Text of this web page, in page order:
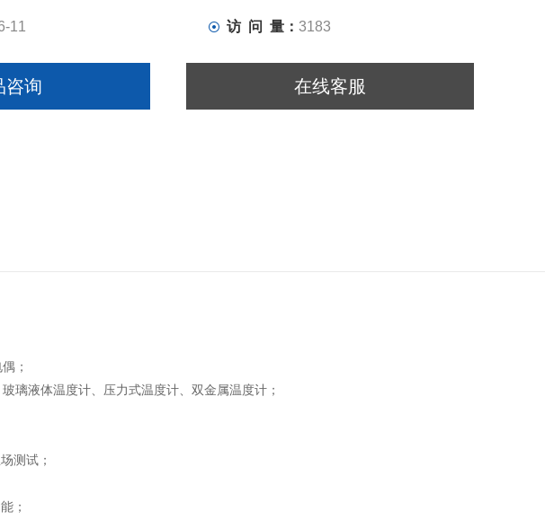
11 访 问 量： 3183
咨询 在线客服
；
璃液体温度计、压力式温度计、双金属温度计；
测试；
；